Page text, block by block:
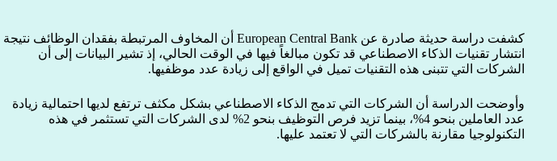
كشفت دراسة حديثة صادرة عن European Central Bank أن المخاوف المرتبطة بفقدان الوظائف نتيجة
انتشار تقنيات الذكاء الاصطناعي قد تكون مبالغاً فيها في الوقت الحالي، إذ تشير البيانات إلى أن
الشركات التي تتبنى هذه التقنيات تميل في الواقع إلى زيادة عدد موظفيها.
وأوضحت الدراسة أن الشركات التي تدمج الذكاء الاصطناعي بشكل مكثف ترتفع لديها احتمالية زيادة
عدد العاملين بنحو 4%، بينما تزيد فرص التوظيف بنحو 2% لدى الشركات التي تستثمر في هذه
التكنولوجيا مقارنة بالشركات التي لا تعتمد عليها.